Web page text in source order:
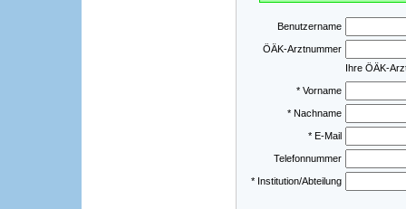
Benutzername
ÖÄK-Arztnummer
Ihre ÖÄK-
* Vorname
* Nachname
* E-Mail
Telefonnummer
* Institution/Abteilung